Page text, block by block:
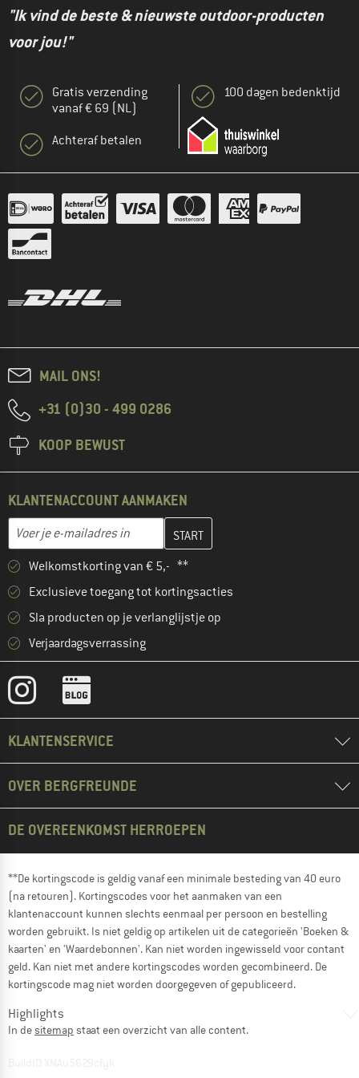
"Ik vind de beste & nieuwste outdoor-producten
voor jou!"
Gratis verzending
vanaf € 69 (NL)
Achteraf betalen
100 dagen bedenktijd
MAIL ONS!
+31 (0)30 - 499 0286
KOOP BEWUST
KLANTENACCOUNT AANMAKEN
E-mailadres
Vul je e-mailadres hier in en maak in de volgende stap je
Welkomstkorting van € 5,- **
Exclusieve toegang tot kortingsacties
Sla producten op je verlanglijstje op
Verjaardagsverrassing
KLANTENSERVICE
OVER BERGFREUNDE
DE OVEREENKOMST HERROEPEN
**De kortingscode is geldig vanaf een minimale besteding van 40 euro
(na retouren). Kortingscodes voor het aanmaken van een
klantenaccount kunnen slechts eenmaal per persoon en bestelling
worden gebruikt. Is niet geldig op artikelen uit de categorieën 'Boeken &
kaarten' en 'Waardebonnen'. Kan niet worden ingewisseld voor contant
geld. Kan niet met andere kortingscodes worden gecombineerd. De
kortingscode mag niet worden doorgegeven of gepubliceerd.
Highlights
In desitemap staat een overzicht van alle content.